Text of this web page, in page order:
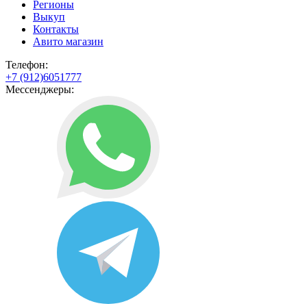
Регионы
Выкуп
Контакты
Авито магазин
Телефон:
+7 (912)6051777
Мессенджеры: